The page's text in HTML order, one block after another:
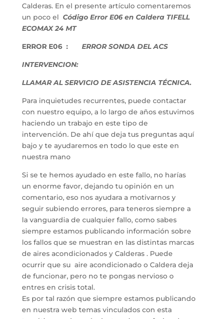
Calderas. En el presente artículo comentaremos
un poco el Código Error E06 en Caldera TIFELL
ECOMAX 24 MT
ERROR E06 : ERROR SONDA DEL ACS
INTERVENCION:
LLAMAR AL SERVICIO DE ASISTENCIA TÉCNICA.
Para inquietudes recurrentes, puede contactar
con nuestro equipo, a lo largo de años estuvimos
haciendo un trabajo en este tipo de
intervención. De ahí que deja tus preguntas aquí
bajo y te ayudaremos en todo lo que este en
nuestra mano
Si se te hemos ayudado en este fallo, no harías
un enorme favor, dejando tu opinión en un
comentario, eso nos ayudara a motivarnos y
seguir subiendo errores, para teneros siempre a
la vanguardia de cualquier fallo, como sabes
siempre estamos publicando información sobre
los fallos que se muestran en las distintas marcas
de aires acondicionados y Calderas . Puede
ocurrir que su aire acondicionado o Caldera deja
de funcionar, pero no te pongas nervioso o
entres en crisis total.
Es por tal razón que siempre estamos publicando
en nuestra web temas vinculados con esta